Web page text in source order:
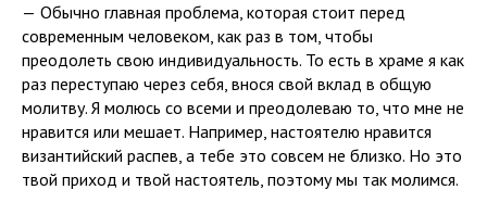
— Обычно главная проблема, которая стоит перед
современным человеком, как раз в том, чтобы
преодолеть свою индивидуальность. То есть в храме я как
раз переступаю через себя, внося свой вклад в общую
молитву. Я молюсь со всеми и преодолеваю то, что мне не
нравится или мешает. Например, настоятелю нравится
византийский распев, а тебе это совсем не близко. Но это
твой приход и твой настоятель, поэтому мы так молимся.